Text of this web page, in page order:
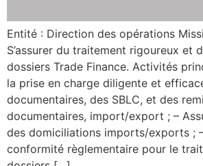
Entité : Direction des opérations
S’assurer du traitement rigoureux et
dossiers Trade Finance. Activités
la prise en charge diligente et
documentaires, des SBLC, et des
documentaires, import/export ; –
des domiciliations imports/exports ;
conformité règlementaire pour le